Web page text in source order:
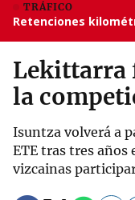
TRÁFICO
Retenciones
Lekittarra
la
Isuntza volverá a
ETE tras tres años
vizcainas